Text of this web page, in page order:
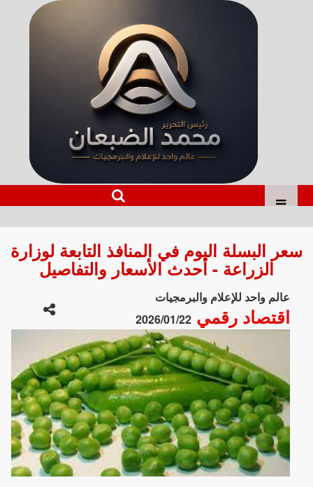
سعر البسلة اليوم في المنافذ التابعة لوزارة
الزراعة - أحدث الأسعار والتفاصيل
عالم واحد للإعلام والبرمجيات
اقتصاد رقمي2026/01/22